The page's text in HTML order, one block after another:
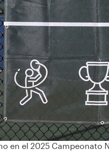
en el 2025 Campeonato